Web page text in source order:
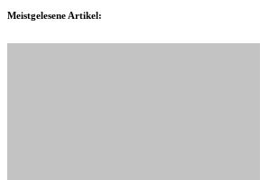
Meistgelesene Artikel: